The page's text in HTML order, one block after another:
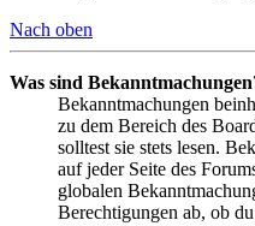
Nach oben
Was sind
Bekanntmachungen
zu dem Bereich des
solltest sie stets lesen.
auf jeder Seite des
globalen
Berechtigungen ab, ob